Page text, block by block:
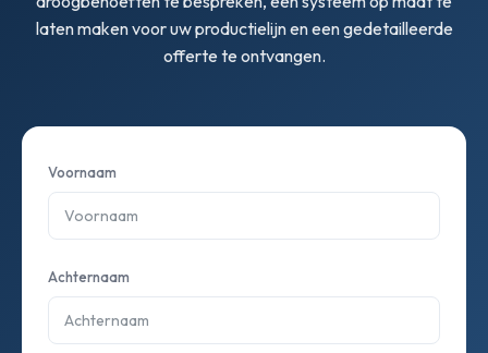
laten maken voor uw productielijn en een gedetailleerde
offerte te ontvangen.
Voornaam
Achternaam